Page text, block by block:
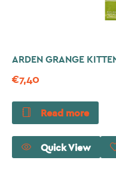
ARDEN GRANGE
€7,40
Read more
Quick View